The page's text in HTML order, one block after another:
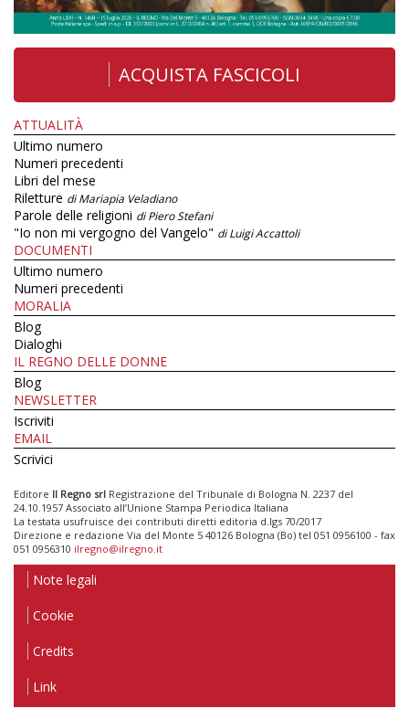
ACQUISTA FASCICOLI
ATTUALITÀ
Ultimo numero
Numeri precedenti
Libri del mese
Riletture di Mariapia Veladiano
Parole delle religioni di Piero Stefani
"Io non mi vergogno del Vangelo" di Luigi Accattoli
DOCUMENTI
Ultimo numero
Numeri precedenti
MORALIA
Blog
Dialoghi
IL REGNO DELLE DONNE
Blog
NEWSLETTER
Iscriviti
EMAIL
Scrivici
Editore Il Regno srl Registrazione del Tribunale di Bologna N. 2237 del
24.10.1957 Associato all’Unione Stampa Periodica Italiana
La testata usufruisce dei contributi diretti editoria d.lgs 70/2017
Direzione e redazione Via del Monte 5 40126 Bologna (Bo) tel 051 0956100 - fax
051 0956310 ilregno@ilregno.it
Note legali
Cookie
Credits
Link